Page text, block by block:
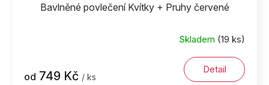
Bavlněné povlečení Kvítky + Pruhy červené
Skladem (19 ks)
od 749 Kč / ks
Detail